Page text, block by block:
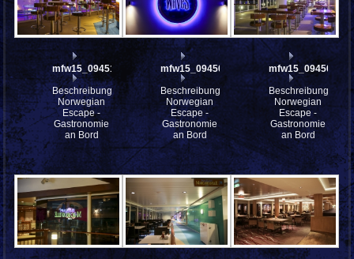
mfw15_094512
Beschreibung:
Norwegian
Escape -
Gastronomie
an Bord
mfw15_094506
Beschreibung:
Norwegian
Escape -
Gastronomie
an Bord
mfw15_094504
Beschreibung:
Norwegian
Escape -
Gastronomie
an Bord